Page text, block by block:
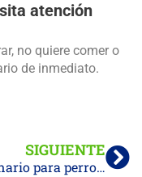
atención
no quiere comer o
de inmediato.
SIGUIENTE
Veterinario para perros en Marbella: revisiones y cuidados básicos para una vida plena